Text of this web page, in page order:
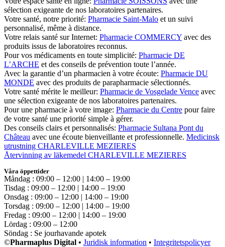
sélection exigeante de nos laboratoires partenaires.
Votre santé, notre priorité: Pharmacie Saint-Malo et un suivi
personnalisé, même à distance.
Votre relais santé sur Internet: Pharmacie COMMERCY avec des
produits issus de laboratoires reconnus.
Pour vos médicaments en toute simplicité: Pharmacie DE
L’ARCHE et des conseils de prévention toute l’année.
Avec la garantie d’un pharmacien à votre écoute: Pharmacie DU
MONDE avec des produits de parapharmacie sélectionnés.
Votre santé mérite le meilleur: Pharmacie de Vosgelade Vence avec
une sélection exigeante de nos laboratoires partenaires.
Pour une pharmacie à votre image: Pharmacie du Centre pour faire
de votre santé une priorité simple à gérer.
Des conseils clairs et personnalisés: Pharmacie Sultana Pont du
Château avec une écoute bienveillante et professionnelle. Medicinsk
utrustning CHARLEVILLE MEZIERES
Återvinning av läkemedel CHARLEVILLE MEZIERES
Våra öppettider
Måndag : 09:00 – 12:00 | 14:00 – 19:00
Tisdag : 09:00 – 12:00 | 14:00 – 19:00
Onsdag : 09:00 – 12:00 | 14:00 – 19:00
Torsdag : 09:00 – 12:00 | 14:00 – 19:00
Fredag : 09:00 – 12:00 | 14:00 – 19:00
Lördag : 09:00 – 12:00
Söndag : Se jourhavande apotek
©Pharmaplus Digital • Juridisk information • Integritetspolicyer